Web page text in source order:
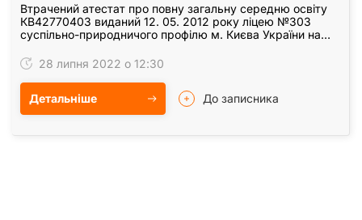
Втрачений атестат про повну загальну середню освіту
КВ42770403 виданий 12. 05. 2012 року ліцею №303
суспільно-природничого профілю м. Києва України на
28 липня 2022 о 12:30
Детальніше До записника